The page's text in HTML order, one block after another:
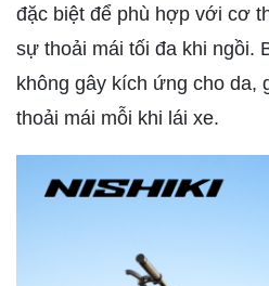
đặc biệt để phù hợp với cơ
sự thoải mái tối đa khi ngồi.
không gây kích ứng cho da,
thoải mái mỗi khi lái xe.